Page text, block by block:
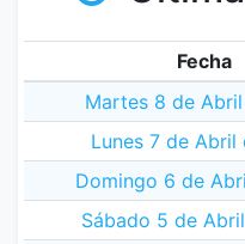
Fecha
Martes 8 de
Lunes 7 de Abril
Domingo 6 de
Sábado 5 de